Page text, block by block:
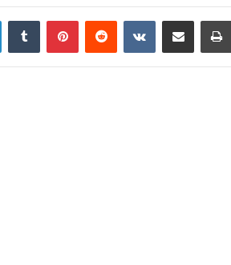
LinkedInTumblr PinterestReddit VKontakteShare via Email